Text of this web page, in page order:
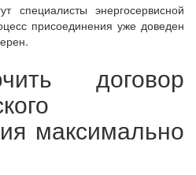
специалисты энергосервисной
присоединения уже доведен
договор
максимально